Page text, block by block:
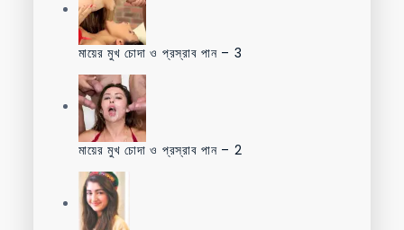
মায়ের মুখ চোদা ও প্রস্রাব পান – 3
মায়ের মুখ চোদা ও প্রস্রাব পান – 2